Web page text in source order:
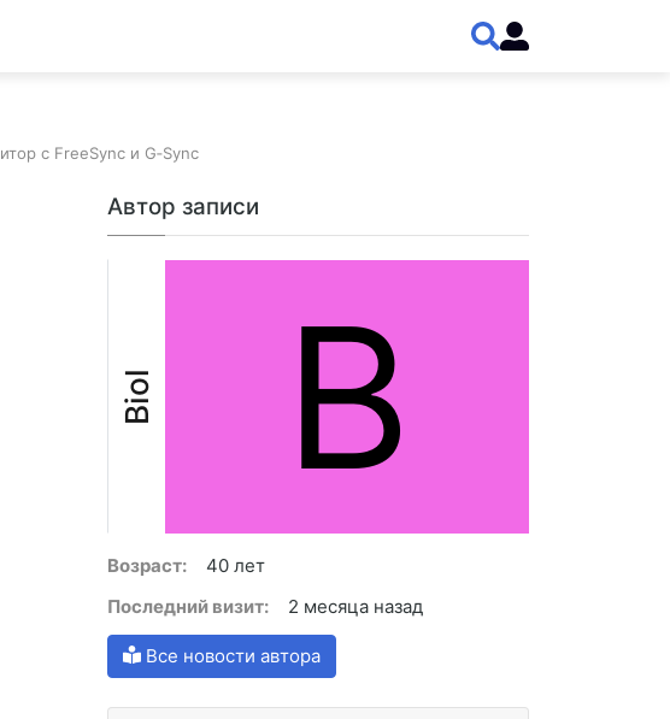
с FreeSync и G‑Sync
Автор записи
Biol B
Возраст:
40 лет
Последний визит:
2 месяца назад
Все новости автора